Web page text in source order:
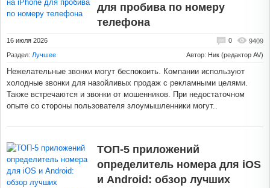
для пробива по номеру
телефона
16 июля 2026 9409
0
Раздел: Лучшее Автор: Ник (редактор AV)
Нежелательные звонки могут беспокоить. Компании используют
холодные звонки для назойливых продаж с рекламными целями.
Также встречаются и звонки от мошенников. При недостаточном
опыте со стороны пользователя злоумышленники могут..
ТОП-5 приложений
определитель номера для iOS
и Android: обзор лучших